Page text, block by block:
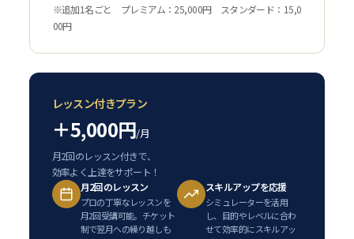
※追加1名ごと プレミアム：25,000円 スタンダード：15,0
00円
レッスン付きプラン
＋5,000円/月
月2回のレッスン付きで、
効率よく上達をサポート！
月2回のレッスン
プロの丁寧なレッスンを
月2回受講可能。チケット
制で翌月への繰り越しも
スキルアップを応援
シミュレーターを活用
し、目的やレベルに合わ
せて効率的にスキルアッ